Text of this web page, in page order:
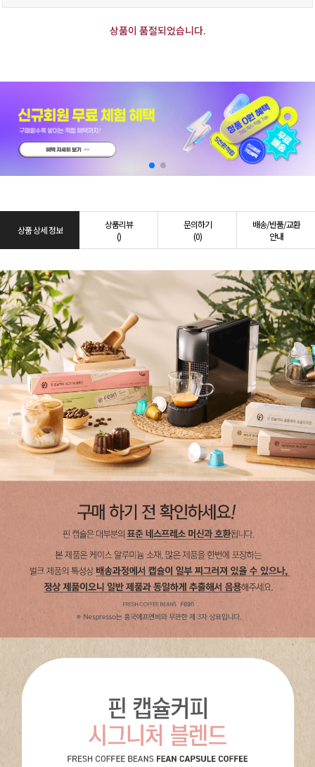
상품이 품절되었습니다.
상품 상세 정보
상품리뷰
()
문의하기
(0)
배송/반품/교환
안내